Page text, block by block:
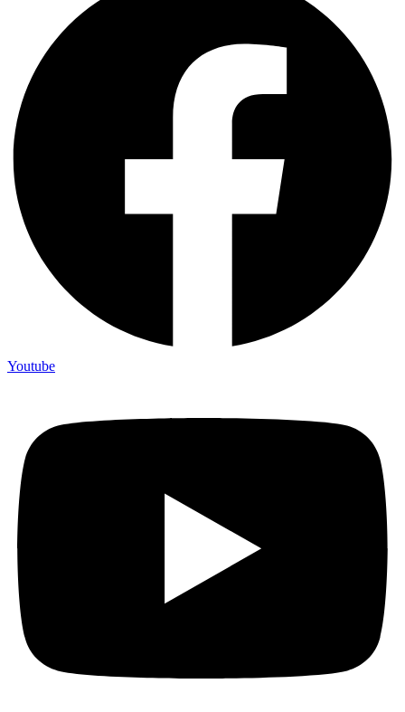
Youtube